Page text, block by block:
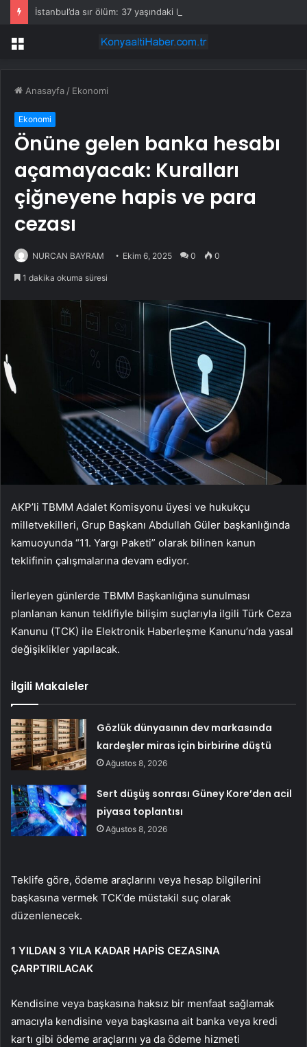
Menü
Anasayfa / Ekonomi
Ekonomi
Önüne gelen banka hesabı
açamayacak: Kuralları
çiğneyene hapis ve para
cezası
NURCAN BAYRAM Ekim 6, 2025 0 0
1 dakika okuma süresi
AKP’li TBMM Adalet Komisyonu üyesi ve hukukçu
milletvekilleri, Grup Başkanı Abdullah Güler başkanlığında
kamuoyunda “11. Yargı Paketi” olarak bilinen kanun
teklifinin çalışmalarına devam ediyor.
İlerleyen günlerde TBMM Başkanlığına sunulması
planlanan kanun teklifiyle bilişim suçlarıyla ilgili Türk Ceza
Kanunu (TCK) ile Elektronik Haberleşme Kanunu’nda yasal
değişiklikler yapılacak.
İlgili Makaleler
Gözlük dünyasının dev markasında
kardeşler miras için birbirine düştü
Ağustos 8, 2026
Sert düşüş sonrası Güney Kore’den acil
piyasa toplantısı
Ağustos 8, 2026
Teklife göre, ödeme araçlarını veya hesap bilgilerini
başkasına vermek TCK’de müstakil suç olarak
düzenlenecek.
1 YILDAN 3 YILA KADAR HAPİS CEZASINA
ÇARPTIRILACAK
Kendisine veya başkasına haksız bir menfaat sağlamak
amacıyla kendisine veya başkasına ait banka veya kredi
kartı gibi ödeme araçlarını ya da ödeme hizmeti